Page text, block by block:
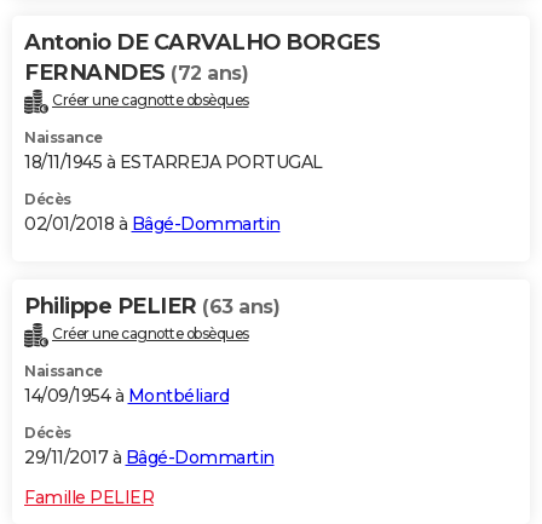
Antonio DE CARVALHO BORGES
FERNANDES (72 ans)
Créer une cagnotte obsèques
Naissance
18/11/1945 à ESTARREJA PORTUGAL
Décès
02/01/2018 à Bâgé-Dommartin
Philippe PELIER (63 ans)
Créer une cagnotte obsèques
Naissance
14/09/1954 à Montbéliard
Décès
29/11/2017 à Bâgé-Dommartin
Famille PELIER